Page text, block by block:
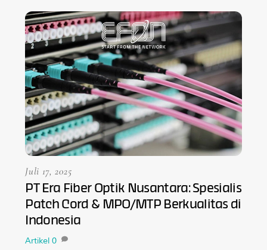
Juli 17, 2025
PT Era Fiber Optik Nusantara: Spesialis
Patch Cord & MPO/MTP Berkualitas di
Indonesia
Artikel 0